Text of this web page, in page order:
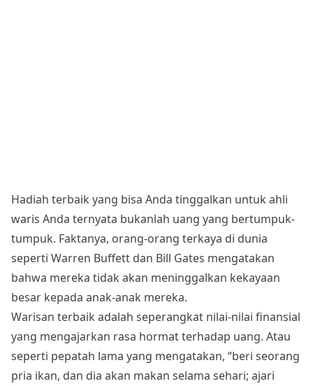
Hadiah terbaik yang bisa Anda tinggalkan untuk ahli
waris Anda ternyata bukanlah uang yang bertumpuk-
tumpuk. Faktanya, orang-orang terkaya di dunia
seperti Warren Buffett dan Bill Gates mengatakan
bahwa mereka tidak akan meninggalkan kekayaan
besar kepada anak-anak mereka.
Warisan terbaik adalah seperangkat nilai-nilai finansial
yang mengajarkan rasa hormat terhadap uang. Atau
seperti pepatah lama yang mengatakan, “beri seorang
pria ikan, dan dia akan makan selama sehari; ajari